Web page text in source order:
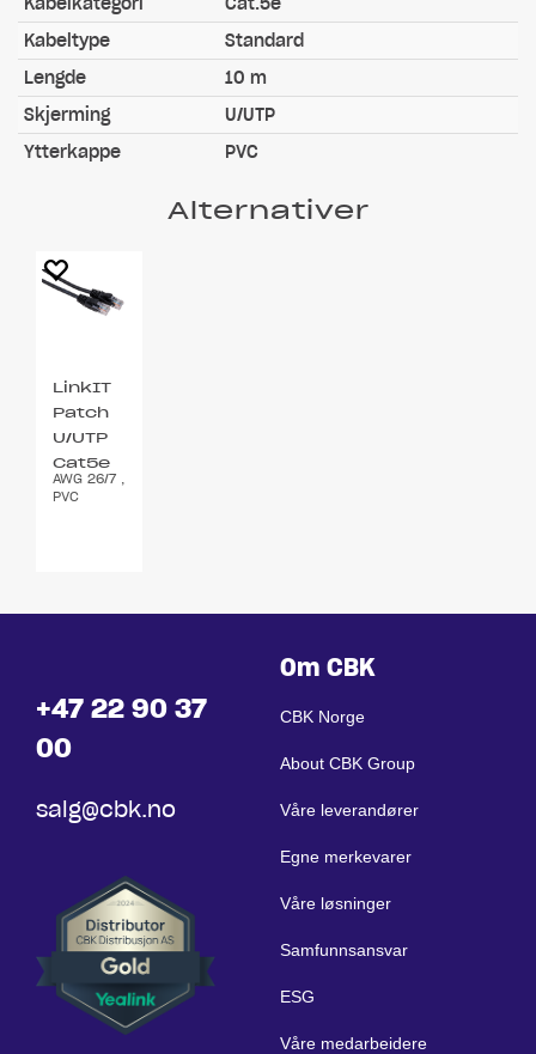
Kabeltype
Standard
Lengde
10 m
Skjerming
U/UTP
Ytterkappe
PVC
Alternativer
LinkIT
Patch
U/UTP
Cat5e
svart
AWG 26/7 ,
PVC
+47 22 90 37
00
salg@cbk.no
Om CBK
CBK Norge
About CBK Group
Våre leverandører
Egne merkevarer
Våre løsninger
Samfunnsansvar
ESG
Våre medarbeidere